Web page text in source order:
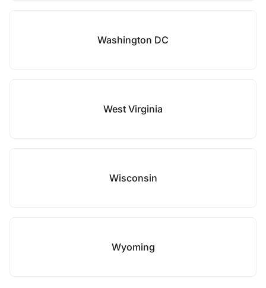
Washington DC
West Virginia
Wisconsin
Wyoming